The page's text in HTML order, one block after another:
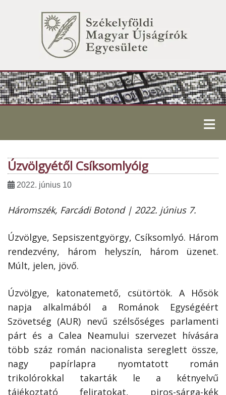
≡
Úzvölgyétől Csíksomlyóig
2022. június 10
Háromszék, Farcádi Botond | 2022. június 7.
Úzvölgye, Sepsiszentgyörgy, Csíksomlyó. Három
rendezvény, három helyszín, három üzenet.
Múlt, jelen, jövő.
Úzvölgye, katonatemető, csütörtök. A Hősök
napja alkalmából a Románok Egységéért
Szövetség (AUR) nevű szélsőséges parlamenti
párt és a Calea Neamului szervezet hívására
több száz román nacionalista sereglett össze,
nagy papírlapra nyomtatott román
trikolórokkal takarták le a kétnyelvű
tájékoztató feliratokat, piros-sárga-kék